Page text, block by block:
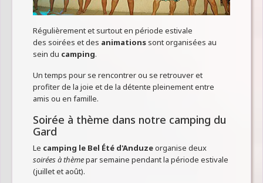
Régulièrement et surtout en période estivale
des soirées et des animations sont organisées au
sein du camping.
Un temps pour se rencontrer ou se retrouver et
profiter de la joie et de la détente pleinement entre
amis ou en famille.
Soirée à thème dans notre camping du
Gard
Le camping le Bel Été d'Anduzeorganise deux
soirées à thèmepar semaine pendant la période estivale
(juillet et août).